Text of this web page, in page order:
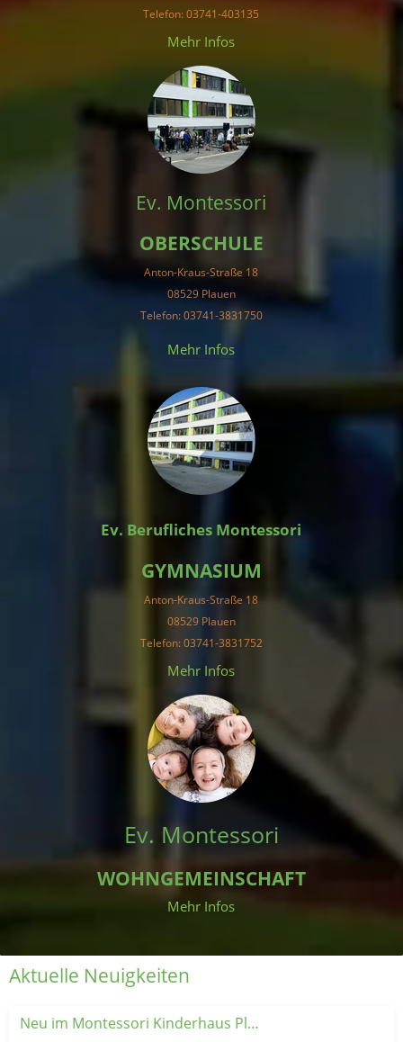
Telefon: 03741-403135
Mehr Infos
Ev. Montessori
OBERSCHULE
Anton-Kraus-Straße 18
08529 Plauen
Telefon: 03741-3831750
Mehr Infos
Ev. Berufliches Montessori
GYMNASIUM
Anton-Kraus-Straße 18
08529 Plauen
Telefon: 03741-3831752
Mehr Infos
Ev. Montessori
WOHNGEMEINSCHAFT
Mehr Infos
Aktuelle Neuigkeiten
Neu im Montessori Kinderhaus Plauen: Unsere Krabbelgruppe 👶💚